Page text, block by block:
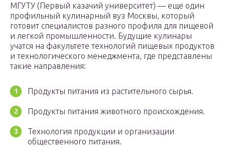
МГУТУ (Первый казачий университет) — еще один
профильный кулинарный вуз Москвы, который
готовит специалистов разного профиля для пищевой
и легкой промышленности. Будущие кулинары
учатся на факультете технологий пищевых продуктов
и технологического менеджмента, где представлены
такие направления:
Продукты питания из растительного сырья.
Продукты питания животного происхождения.
Технология продукции и организации
общественного питания.